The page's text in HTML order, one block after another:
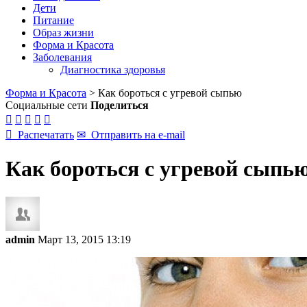
Дети
Питание
Образ жизни
Форма и Красота
Заболевания
Диагностика здоровья
Форма и Красота > Как бороться с угревой сыпью
Социальные сети Поделиться
    
 Распечатать ✉ Отправить на e-mail
Как бороться с угревой
admin Март 13, 2015 13:19